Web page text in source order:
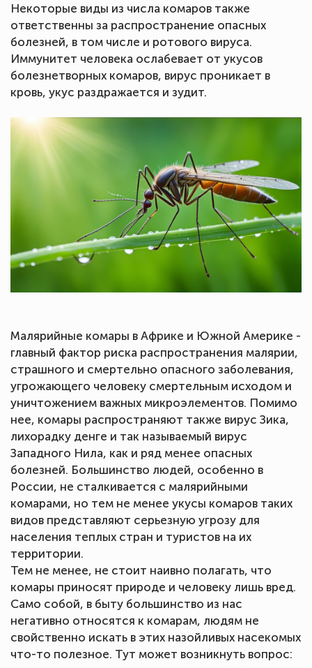
Некоторые виды из числа комаров также
ответственны за распространение опасных
болезней, в том числе и ротового вируса.
Иммунитет человека ослабевает от укусов
болезнетворных комаров, вирус проникает в
кровь, укус раздражается и зудит.
Малярийные комары в Африке и Южной Америке -
главный фактор риска распространения малярии,
страшного и смертельно опасного заболевания,
угрожающего человеку смертельным исходом и
уничтожением важных микроэлементов. Помимо
нее, комары распространяют также вирус Зика,
лихорадку денге и так называемый вирус
Западного Нила, как и ряд менее опасных
болезней. Большинство людей, особенно в
России, не сталкивается с малярийными
комарами, но тем не менее укусы комаров таких
видов представляют серьезную угрозу для
населения теплых стран и туристов на их
территории.
Тем не менее, не стоит наивно полагать, что
комары приносят природе и человеку лишь вред.
Само собой, в быту большинство из нас
негативно относятся к комарам, людям не
свойственно искать в этих назойливых насекомых
что-то полезное. Тут может возникнуть вопрос: